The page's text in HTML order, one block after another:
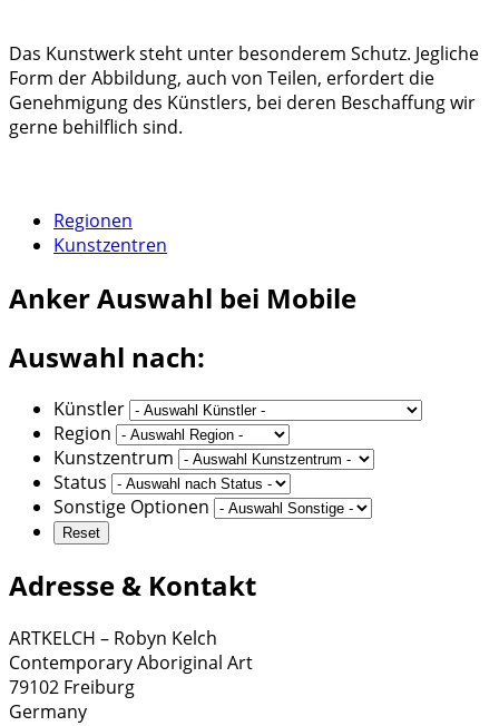
Das Kunstwerk steht unter besonderem Schutz. Jegliche
Form der Abbildung, auch von Teilen, erfordert die
Genehmigung des Künstlers, bei deren Beschaffung wir
gerne behilflich sind.
Regionen
Kunstzentren
AnkerAuswahl bei Mobile
Auswahl nach:
Künstler
Region
Kunstzentrum
Status
Sonstige Optionen
Adresse & Kontakt
ARTKELCH – Robyn Kelch
Contemporary Aboriginal Art
79102 Freiburg
Germany